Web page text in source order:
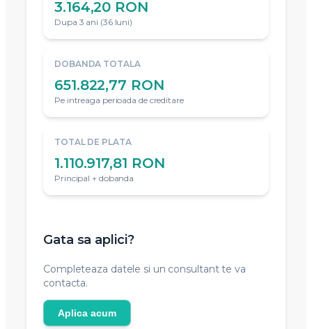
3.164,20 RON
Dupa 3 ani (36 luni)
DOBANDA TOTALA
651.822,77 RON
Pe intreaga perioada de creditare
TOTAL DE PLATA
1.110.917,81 RON
Principal + dobanda
Gata sa aplici?
Completeaza datele si un consultant te va
contacta.
Aplica acum